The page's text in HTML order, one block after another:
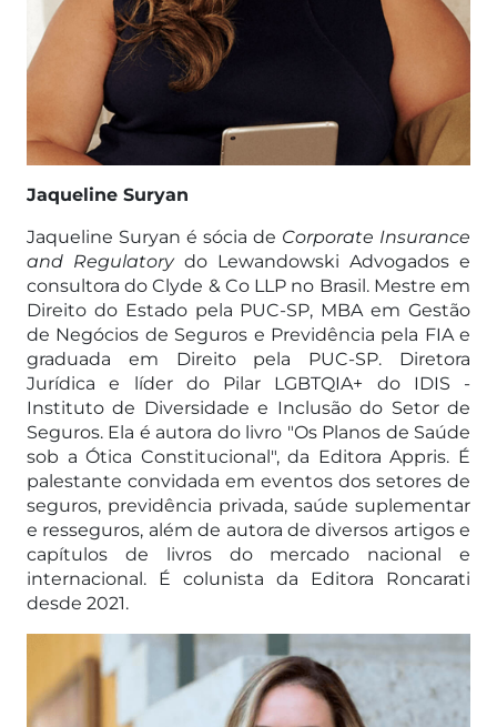
Jaqueline Suryan
Jaqueline Suryan é sócia de Corporate Insurance
and Regulatorydo Lewandowski Advogados e
consultora do Clyde & Co LLP no Brasil. Mestre em
Direito do Estado pela PUC-SP, MBA em Gestão
de Negócios de Seguros e Previdência pela FIA e
graduada em Direito pela PUC-SP. Diretora
Jurídica e líder do Pilar LGBTQIA+ do IDIS -
Instituto de Diversidade e Inclusão do Setor de
Seguros. Ela é autora do livro "Os Planos de Saúde
sob a Ótica Constitucional", da Editora Appris. É
palestante convidada em eventos dos setores de
seguros, previdência privada, saúde suplementar
e resseguros, além de autora de diversos artigos e
capítulos de livros do mercado nacional e
internacional. É colunista da Editora Roncarati
desde 2021.